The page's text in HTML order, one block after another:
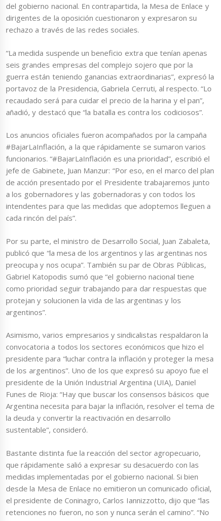
del gobierno nacional. En contrapartida, la Mesa de Enlace y
dirigentes de la oposición cuestionaron y expresaron su
rechazo a través de las redes sociales.
“La medida suspende un beneficio extra que tenían apenas
seis grandes empresas del complejo sojero que por la
guerra están teniendo ganancias extraordinarias”, expresó la
portavoz de la Presidencia, Gabriela Cerruti, al respecto. “Lo
recaudado será para cuidar el precio de la harina y el pan”,
añadió, y destacó que “la batalla es contra los codiciosos”.
Los anuncios oficiales fueron acompañados por la campaña
#BajarLaInflación, a la que rápidamente se sumaron varios
funcionarios. “#BajarLaInflación es una prioridad”, escribió el
jefe de Gabinete, Juan Manzur: “Por eso, en el marco del plan
de acción presentado por el Presidente trabajaremos junto
a los gobernadores y las gobernadoras y con todos los
intendentes para que las medidas que adoptemos lleguen a
cada rincón del país”.
Por su parte, el ministro de Desarrollo Social, Juan Zabaleta,
publicó que “la mesa de los argentinos y las argentinas nos
preocupa y nos ocupa”. También su par de Obras Públicas,
Gabriel Katopodis sumó que “el gobierno nacional tiene
como prioridad seguir trabajando para dar respuestas que
protejan y solucionen la vida de las argentinas y los
argentinos”.
Asimismo, varios empresarios y sindicalistas respaldaron la
convocatoria a todos los sectores económicos que hizo el
presidente para “luchar contra la inflación y proteger la mesa
de los argentinos”. Uno de los que expresó su apoyo fue el
presidente de la Unión Industrial Argentina (UIA), Daniel
Funes de Rioja: “Hay que buscar los consensos básicos que
Argentina necesita para bajar la inflación, resolver el tema de
la deuda y convertir la reactivación en desarrollo
sustentable”, consideró.
Bastante distinta fue la reacción del sector agropecuario,
que rápidamente salió a expresar su desacuerdo con las
medidas implementadas por el gobierno nacional. Si bien
desde la Mesa de Enlace no emitieron un comunicado oficial,
el presidente de Coninagro, Carlos Iannizzotto, dijo que “las
retenciones no fueron, no son y nunca serán el camino”. “No